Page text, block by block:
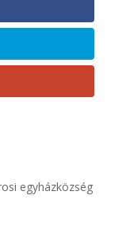
egyházközség